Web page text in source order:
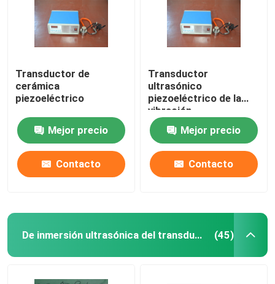
Transductor de
cerámica
piezoeléctrico
Mejor precio
Contacto
Transductor
ultrasónico
piezoeléctrico de la
vibración
Mejor precio
Contacto
De inmersión ultrasónica del transductor (45)